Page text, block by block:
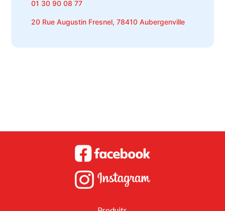
01 30 90 08 77
20 Rue Augustin Fresnel, 78410 Aubergenville